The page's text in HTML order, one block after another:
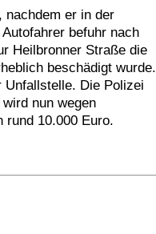
nachdem er in der
befuhr nach
Heilbronner Straße die
beschädigt wurde.
Die Polizei
nun wegen
rund 10.000 Euro.